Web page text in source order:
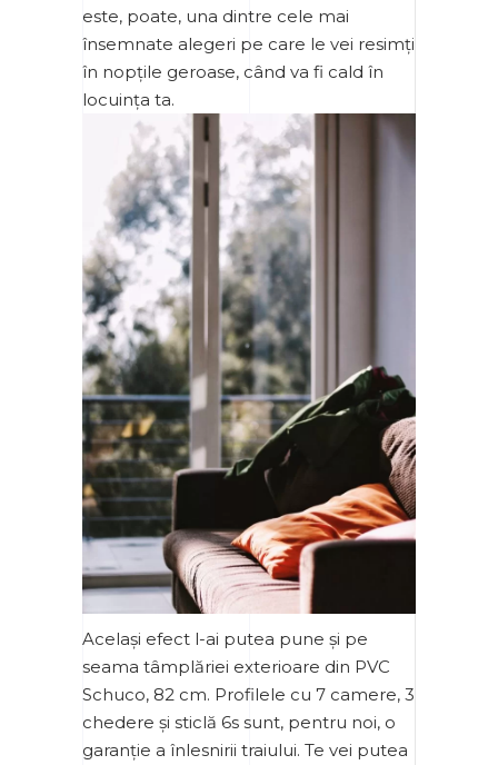
este, poate, una dintre cele mai
însemnate alegeri pe care le vei resimți
în nopțile geroase, când va fi cald în
locuința ta.
Același efect l-ai putea pune și pe
seama tâmplăriei exterioare din PVC
Schuco, 82 cm. Profilele cu 7 camere, 3
chedere și sticlă 6s sunt, pentru noi, o
garanție a înlesnirii traiului. Te vei putea